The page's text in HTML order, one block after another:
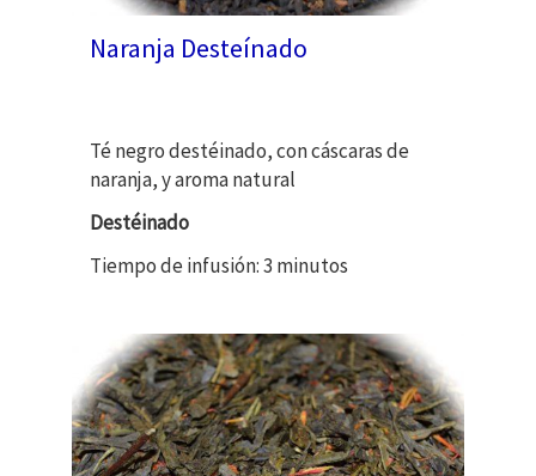
Naranja Desteínado
Té negro destéinado, con cáscaras de
naranja, y aroma natural
Destéinado
Tiempo de infusión: 3 minutos